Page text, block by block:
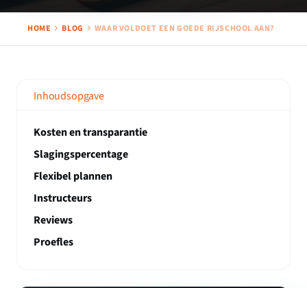
HOME BLOG WAAR VOLDOET EEN GOEDE RIJSCHOOL AAN?
Inhoudsopgave
Kosten en transparantie
Slagingspercentage
Flexibel plannen
Instructeurs
Reviews
Proefles